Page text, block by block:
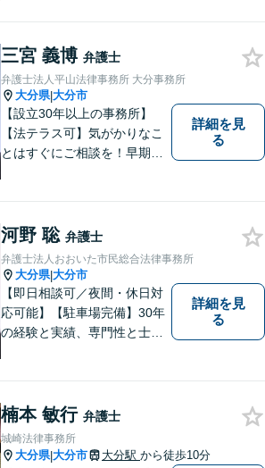
いアットホームな雰囲気の事
務所です。
三宮 義博 弁護士
弁護士法人平山法律事務所 大分事務所
大分県|大分市
【設立30年以上の事務所】
【法テラス可】気がかりなこ
とはすぐにご相談を！早期対
など幅広い問題に柔軟に対応
いたします。【駐車場あり】
詳細を見
る
河野 聡 弁護士
弁護士法人おおいた市民総合法律事務所
大分県|大分市
【即日相談可／夜間・休日対
応可能】【駐車場完備】30年
の経験と実績、専門性と士業
ニーズに応えます。常に市民
に身近で親しみやすい弁護士
であり続けます。
詳細を見
る
楠本 敏行 弁護士
城崎法律事務所
大分県|大分市 大分駅 から徒歩10分